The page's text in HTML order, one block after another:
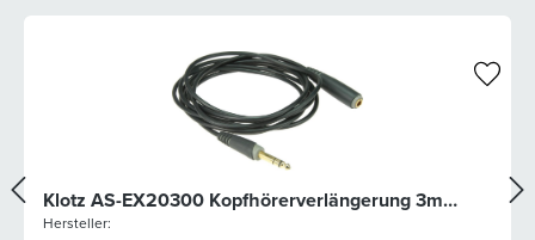
Klotz AS-EX20300 Kopfhörerverlängerung 3m
6,3mm Klinke
Hersteller: